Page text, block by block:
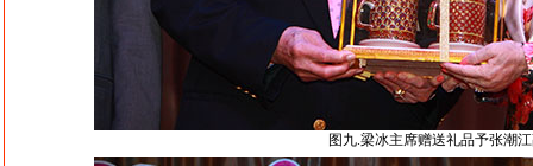
图九.梁冰主席赠送礼品予张潮